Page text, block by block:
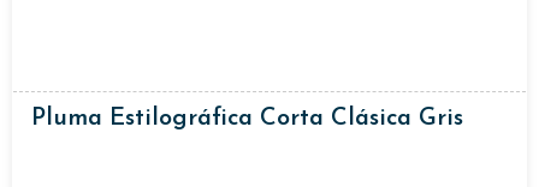
Pluma Estilográfica Corta Clásica Gris